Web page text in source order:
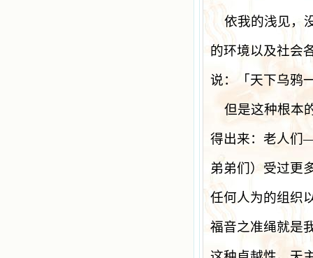
依我的浅见，
的环境以及社会
说：「天下乌
但是这种根本
得出来：老人
弟弟们）受过更
任何人为的组织
福音之准绳就是